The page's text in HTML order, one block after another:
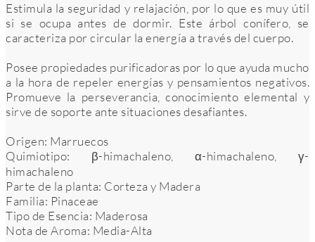
Estimula la seguridad y relajación, por lo que es muy útil
si se ocupa antes de dormir. Este árbol conífero, se
caracteriza por circular la energía a través del cuerpo.
Posee propiedades purificadoras por lo que ayuda mucho
a la hora de repeler energías y pensamientos negativos.
Promueve la perseverancia, conocimiento elemental y
sirve de soporte ante situaciones desafiantes.
Origen: Marruecos
Quimiotipo: β-himachaleno, α-himachaleno, γ-
himachaleno
Parte de la planta: Corteza y Madera
Familia: Pinaceae
Tipo de Esencia: Maderosa
Nota de Aroma: Media-Alta